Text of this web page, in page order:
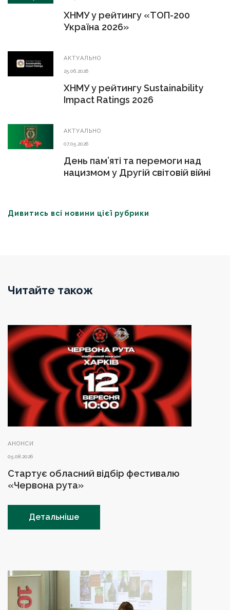
ХНМУ у рейтингу «ТОП-200
Україна 2026»
АКТУАЛЬНО
25.06.2026
ХНМУ у рейтингу Sustainability
Impact Ratings 2026
АКТУАЛЬНО
07.05.2026
День пам’яті та перемоги над
нацизмом у Другій світовій війні
Дивитись всі новини цієї рубрики
Читайте також
АНОНСИ
05.08.2026
Стартує обласний відбір фестивалю
«Червона рута»
Детальніше